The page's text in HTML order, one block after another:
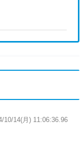
10/14(月) 11:06:36.96